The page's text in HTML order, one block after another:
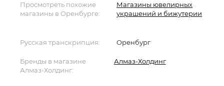
Просмотреть похожие
магазины в Оренбурге:
Магазины ювелирных
украшений и бижутерии
Русская транскрипция: Оренбург
Бренды в магазине
Алмаз-Холдинг:
Алмаз-Холдинг